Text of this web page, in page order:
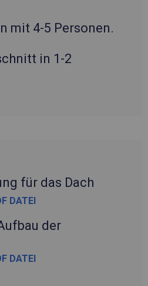
mit 4-5 Personen.
in 1-2
für das Dach
DATEI
der
DATEI